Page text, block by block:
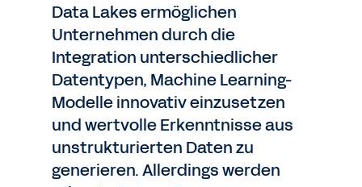
Data Lakes ermöglichen
Unternehmen durch die
Integration unterschiedlicher
Datentypen, Machine Learning-
Modelle innovativ einzusetzen
und wertvolle Erkenntnisse aus
unstrukturierten Daten zu
generieren. Allerdings werden